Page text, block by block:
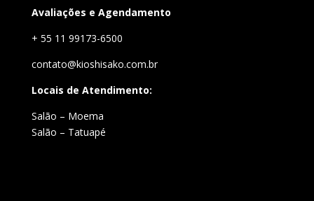
Avaliações e Agendamento
+ 55 11 99173-6500
contato@kioshisako.com.br
Locais de Atendimento:
Salão – Moema
Salão – Tatuapé